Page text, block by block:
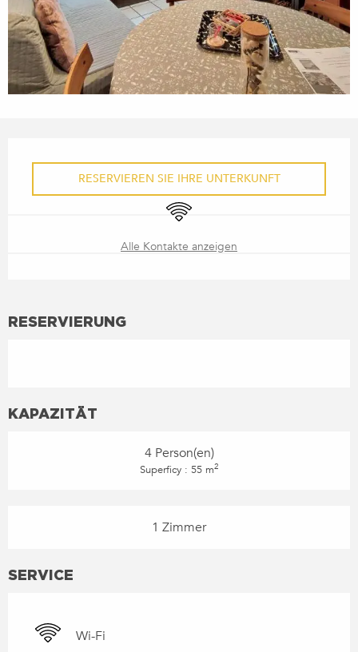
RESERVIEREN SIE IHRE UNTERKUNFT
Wi-Fi
Alle Kontakte anzeigen
RESERVIERUNG
KAPAZITÄT
4 Person(en)
Superficy : 55 m2
1 Zimmer
SERVICE
Wi-Fi